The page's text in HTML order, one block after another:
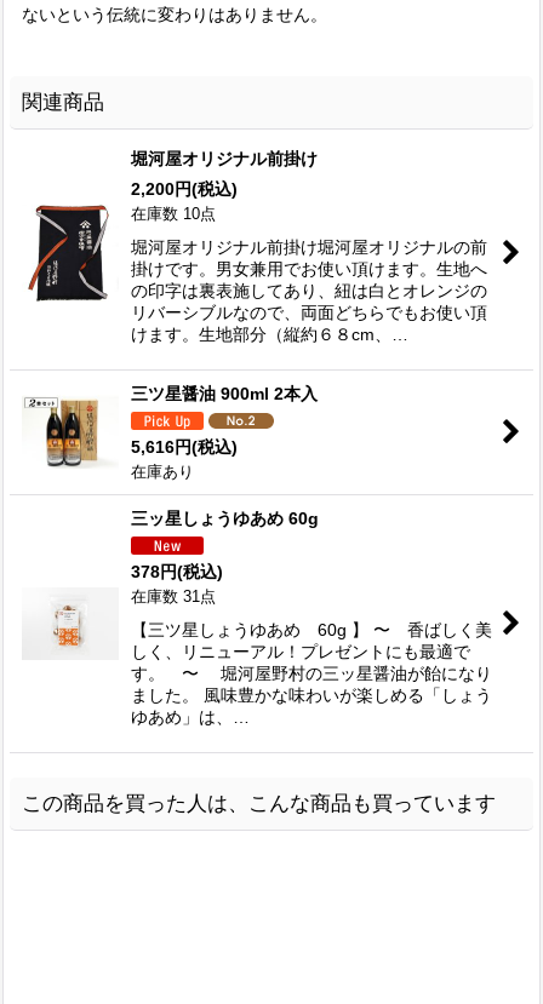
ないという伝統に変わりはありません。
関連商品
堀河屋オリジナル前掛け
2,200円(税込)
在庫数 10点
堀河屋オリジナル前掛け堀河屋オリジナルの前
掛けです。男女兼用でお使い頂けます。生地へ
の印字は裏表施してあり、紐は白とオレンジの
リバーシブルなので、両面どちらでもお使い頂
けます。生地部分（縦約６８cm、…
三ツ星醤油 900ml 2本入
5,616円(税込)
在庫あり
三ッ星しょうゆあめ 60g
378円(税込)
在庫数 31点
【三ツ星しょうゆあめ 60g 】 〜 香ばしく美
しく、リニューアル！プレゼントにも最適で
す。 〜 堀河屋野村の三ッ星醤油が飴になり
ました。 風味豊かな味わいが楽しめる「しょう
ゆあめ」は、…
この商品を買った人は、こんな商品も買っています